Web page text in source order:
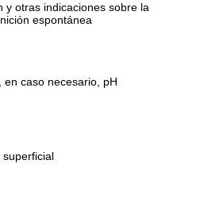
y otras indicaciones sobre la
espontánea
en caso necesario, pH
superficial